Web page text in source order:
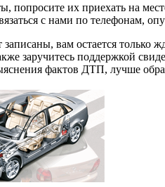
попросите их приехать на
с нами по телефонам,
вам остается только
заручитесь поддержкой
фактов ДТП, лучше